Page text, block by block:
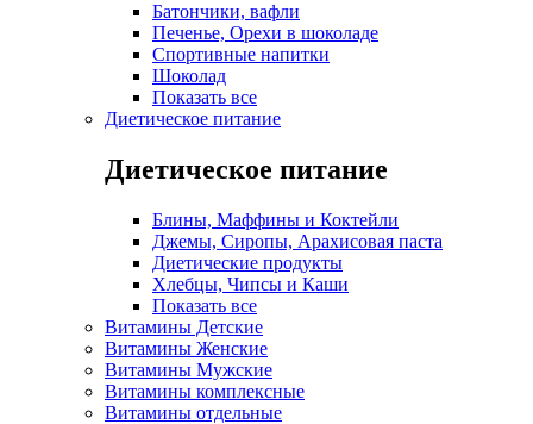
Батончики, вафли
Печенье, Орехи в шоколаде
Спортивные напитки
Шоколад
Показать все
Диетическое питание
Диетическое питание
Блины, Маффины и Коктейли
Джемы, Сиропы, Арахисовая паста
Диетические продукты
Хлебцы, Чипсы и Каши
Показать все
Витамины Детские
Витамины Женские
Витамины Мужские
Витамины комплексные
Витамины отдельные